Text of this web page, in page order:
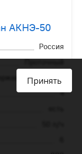
АКНЭ-50
Россия
Проточный
сталь
4
Принять